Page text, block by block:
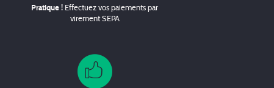
Pratique ! Effectuez vos paiements par
virement SEPA